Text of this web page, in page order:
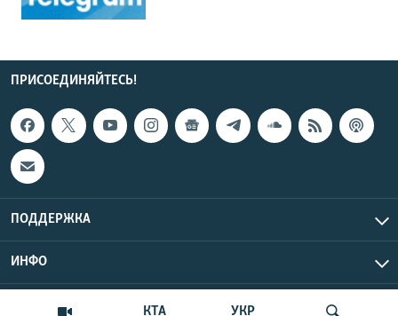
КТА УКР
ПРИСОЕДИНЯЙТЕСЬ!
ПОДДЕРЖКА
ИНФО
Copyright Крым.Реалии, 2026 | Все права защищены.
UTC+3